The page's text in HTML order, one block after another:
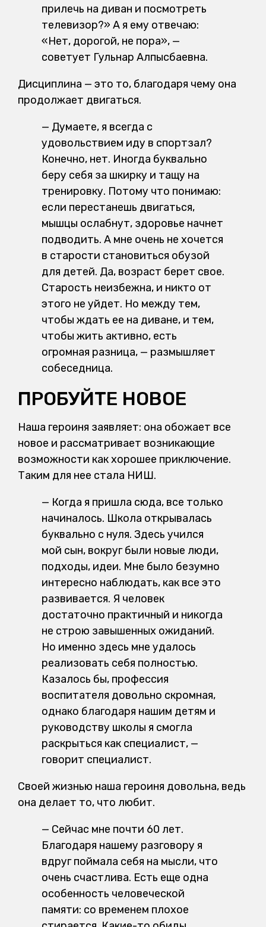
прилечь на диван и посмотреть
телевизор?» А я ему отвечаю:
«Нет, дорогой, не пора», —
советует Гульнар Алпысбаевна.
Дисциплина — это то, благодаря чему она
продолжает двигаться.
— Думаете, я всегда с
удовольствием иду в спортзал?
Конечно, нет. Иногда буквально
беру себя за шкирку и тащу на
тренировку. Потому что понимаю:
если перестанешь двигаться,
мышцы ослабнут, здоровье начнет
подводить. А мне очень не хочется
в старости становиться обузой
для детей. Да, возраст берет свое.
Старость неизбежна, и никто от
этого не уйдет. Но между тем,
чтобы ждать ее на диване, и тем,
чтобы жить активно, есть
огромная разница, — размышляет
собеседница.
ПРОБУЙТЕ НОВОЕ
Наша героиня заявляет: она обожает все
новое и рассматривает возникающие
возможности как хорошее приключение.
Таким для нее стала НИШ.
— Когда я пришла сюда, все только
начиналось. Школа открывалась
буквально с нуля. Здесь учился
мой сын, вокруг были новые люди,
подходы, идеи. Мне было безумно
интересно наблюдать, как все это
развивается. Я человек
достаточно практичный и никогда
не строю завышенных ожиданий.
Но именно здесь мне удалось
реализовать себя полностью.
Казалось бы, профессия
воспитателя довольно скромная,
однако благодаря нашим детям и
руководству школы я смогла
раскрыться как специалист, —
говорит специалист.
Своей жизнью наша героиня довольна, ведь
она делает то, что любит.
— Сейчас мне почти 60 лет.
Благодаря нашему разговору я
вдруг поймала себя на мысли, что
очень счастлива. Есть еще одна
особенность человеческой
памяти: со временем плохое